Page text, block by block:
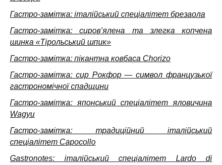
Гастро-замітка: італійський спеціалітет брезаола
Гастро-замітка: сиров’ялена та злегка копчена
шинка «Тірольський шпик»
Гастро-замітка: пікантна ковбаса Chorizo
Гастро-замітка: сир Рокфор — символ французької
гастрономічної спадщини
Гастро-замітка: японський спеціалітет яловичина
Wagyu
Гастро-замітка: традиційний італійський
спеціалітет Capocollo
Gastronotes: італійський спеціалітет Lardo di